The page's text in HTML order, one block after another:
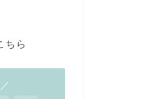
ちら